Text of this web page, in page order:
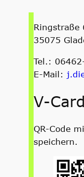
Ringstraße
35075
Tel.:
E-Mail:
V-Card
QR-Code
speichern.